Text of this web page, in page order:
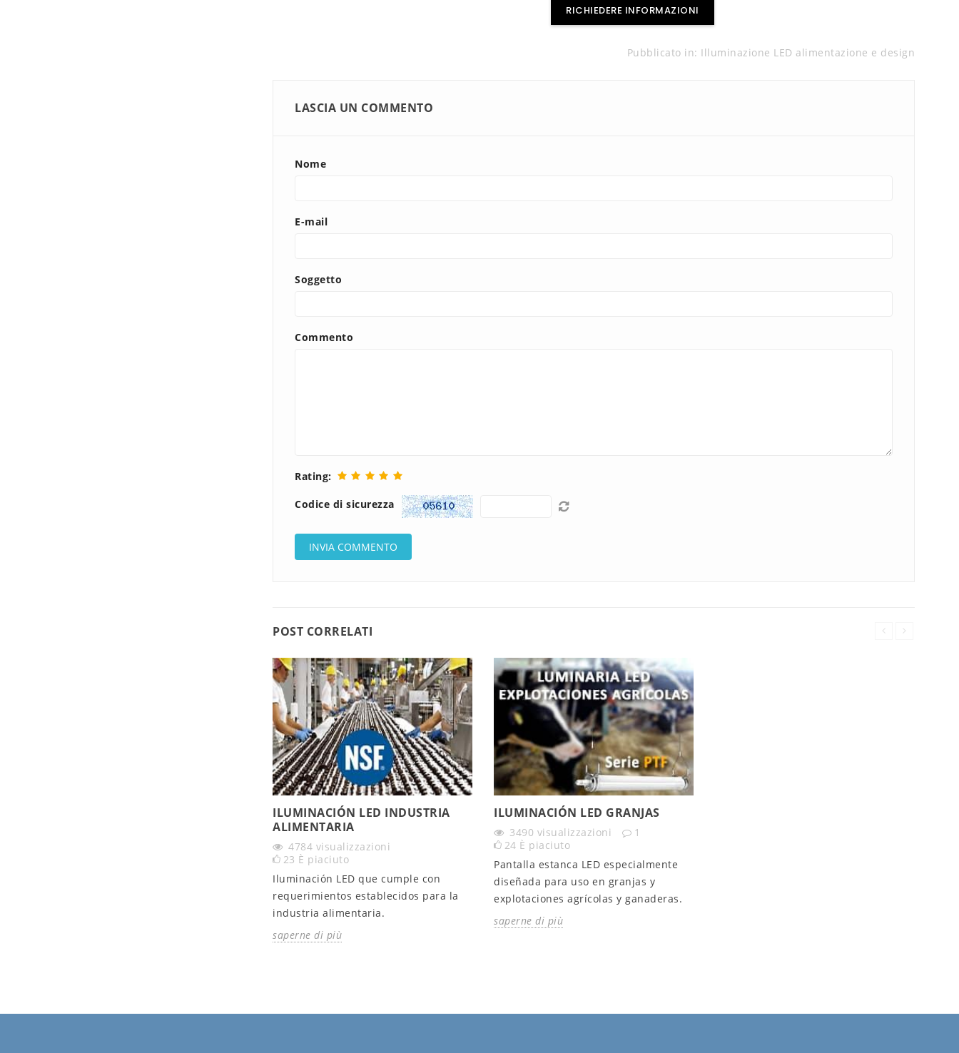
RICHIEDERE INFORMAZIONI
Pubblicato in: Illuminazione LED alimentazione e design
LASCIA UN COMMENTO
Nome
E-mail
Soggetto
Commento
Rating:
Codice di sicurezza
POST CORRELATI
ILUMINACIÓN LED INDUSTRIA
ALIMENTARIA
4784 visualizzazioni
23 È piaciuto
Iluminación LED que cumple con
requerimientos establecidos para la
industria alimentaria.
saperne di più
ILUMINACIÓN LED GRANJAS
3490 visualizzazioni
24 È piaciuto
1
Pantalla estanca LED especialmente
diseñada para uso en granjas y
explotaciones agrícolas y ganaderas.
saperne di più